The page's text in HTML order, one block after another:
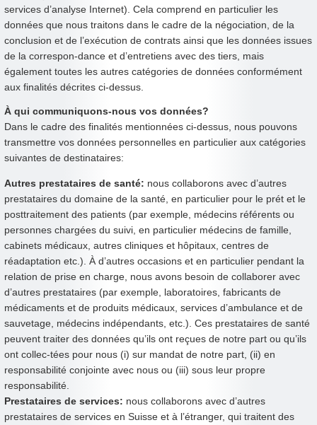
services d’analyse Internet). Cela comprend en particulier les
données que nous traitons dans le cadre de la négociation, de la
conclusion et de l’exécution de contrats ainsi que les données issues
de la correspon-dance et d’entretiens avec des tiers, mais
également toutes les autres catégories de données conformément
aux finalités décrites ci-dessus.
À qui communiquons-nous vos données?
Dans le cadre des finalités mentionnées ci-dessus, nous pouvons
transmettre vos données personnelles en particulier aux catégories
suivantes de destinataires:
Autres prestataires de santé: nous collaborons avec d’autres
prestataires du domaine de la santé, en particulier pour le prét et le
posttraitement des patients (par exemple, médecins référents ou
personnes chargées du suivi, en particulier médecins de famille,
cabinets médicaux, autres cliniques et hôpitaux, centres de
réadaptation etc.). À d’autres occasions et en particulier pendant la
relation de prise en charge, nous avons besoin de collaborer avec
d’autres prestataires (par exemple, laboratoires, fabricants de
médicaments et de produits médicaux, services d’ambulance et de
sauvetage, médecins indépendants, etc.). Ces prestataires de santé
peuvent traiter des données qu’ils ont reçues de notre part ou qu’ils
ont collec-tées pour nous (i) sur mandat de notre part, (ii) en
responsabilité conjointe avec nous ou (iii) sous leur propre
responsabilité.
Prestataires de services: nous collaborons avec d’autres
prestataires de services en Suisse et à l’étranger, qui traitent des